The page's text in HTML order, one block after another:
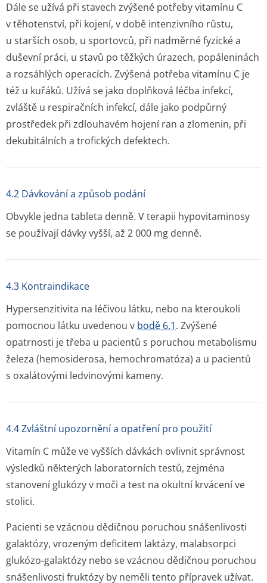
Dále se užívá při stavech zvýšené potřeby vitamínu C
v těhotenství, při kojení, v době intenzivního růstu,
u starších osob, u sportovců, při nadměrné fyzické a
duševní práci, u stavů po těžkých úrazech, popáleninách
a rozsáhlých operacích. Zvýšená potřeba vitamínu C je
též u kuřáků. Užívá se jako doplňková léčba infekcí,
zvláště u respiračních infekcí, dále jako podpůrný
prostředek při zdlouhavém hojení ran a zlomenin, při
dekubitálních a trofických defektech.
4.2 Dávkování a způsob podání
Obvykle jedna tableta denně. V terapii hypovitaminosy
se používají dávky vyšší, až 2 000 mg denně.
4.3 Kontraindikace
Hypersenzitivita na léčivou látku, nebo na kteroukoli
pomocnou látku uvedenou v bodě 6.1. Zvýšené
opatrnosti je třeba u pacientů s poruchou metabolismu
železa (hemosiderosa, hemochromatóza) a u pacientů
s oxalátovými ledvinovými kameny.
4.4 Zvláštní upozornění a opatření pro použití
Vitamín C může ve vyšších dávkách ovlivnit správnost
výsledků některých laboratorních testů, zejména
stanovení glukózy v moči a test na okultní krvácení ve
stolici.
Pacienti se vzácnou dědičnou poruchou snášenlivosti
galaktózy, vrozeným deficitem laktázy, malabsorpci
glukózo-galaktózy nebo se vzácnou dědičnou poruchou
snášenlivosti fruktózy by neměli tento přípravek užívat.